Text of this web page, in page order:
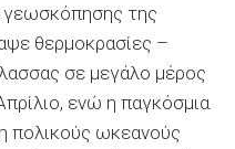
γεωσκόπησης της
θερμοκρασίες –
σε μεγάλο μέρος
ενώ η παγκόσμια
πολικούς ωκεανούς